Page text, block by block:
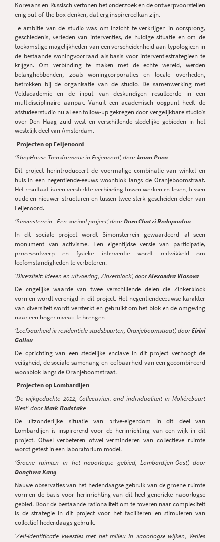
Koreaans en Russisch vertonen het onderzoek en de ontwerpvoorstellen
enig out-of-the-box denken, dat erg inspirered kan zijn.
e ambitie van de studio was om inzicht te verkrijgen in oorsprong,
geschiedenis, verleden van interventies, de huidige situatie en om de
toekomstige mogelijkheden van een verscheidenheid aan typologieen in
de bestaande woningvoorraad als basis voor interventiestrategieen te
krijgen. Om verbinding te maken met de echte wereld, werden
belanghebbenden, zoals woningcorporaties en locale overheden,
betrokken bij de organisatie van de studio. De samenwerking met
Veldacademie en de input van deskundigen resulteerde in een
multidisciplinaire aanpak. Vanuit een academisch oogpunt heeft de
afstudeerstudio nu al een follow-up gekregen door vergelijkbare studio’s
over Den Haag zuid west en verschillende stedelijke gebieden in het
westelijk deel van Amsterdam.
Projecten op Feijenoord
‘ShopHouse Transformatie in Feijenoord’, doorAman Poon
Dit project herintroduceert de voormalige combinatie van winkel en
huis in een negentiende-eeuws woonblok langs de Oranjeboomstraat.
Het resultaat is een versterkte verbinding tussen werken en leven, tussen
oude en nieuwer structuren en tussen twee sterk gescheiden delen van
Feijenoord.
‘Simonsterrein - Een sociaal project’, doorDora Chatzi Rodopoulou
In dit sociale project wordt Simonsterrein gewaardeerd al seen
monument van activisme. Een eigentijdse versie van participatie,
procesontwerp en fysieke interventie wordt ontwikkeld om
leefomstandigheden te verbeteren.
‘Diversiteit: ideeen en uitvoering, Zinkerblock’, doorAlexandra Vlasova
De ongelijke waarde van twee verschillende delen die Zinkerblock
vormen wordt verenigd in dit project. Het negentiendeeeuwse karakter
van diversiteit wordt versterkt en gebruikt om het blok en de omgeving
naar een hoger niveau te brengen.
‘Leefbaarheid in residentiele stadsbuurten, Oranjeboomstraat’, doorEirini
Gallou
De oprichting van een stedelijke enclave in dit project verhoogt de
veiligheid, de sociale samenang en leefbaarheid van een gecombineerd
woonblok langs de Oranjeboomstraat.
Projecten op Lombardijen
‘De wijkgedachte 2012, Collectiviteit and individualiteit in Molièrebuurt
West’, doorMark Radstake
De uitzonderlijke situatie van prive-eigendom in dit deel van
Lombardijen is inspirerend voor de herinrichting van een wijk in dit
project. Ofwel verbeteren ofwel verminderen van collectieve ruimte
wordt getest in een laboratorium model.
‘Groene ruimten in het naoorlogse gebied, Lombardijen-Oost’, door
Donghwa Kang
Nauwe observaties van het hedendaagse gebruik van de groene ruimte
vormen de basis voor herinrichting van dit heel generieke naoorlogse
gebied. Door de bestaande rationaliteit om te toveren naar complexiteit
is de strategie in dit project voor het faciliteren en stimuleren van
collectief hedendaags gebruik.
‘Zelf-identificatie kwesties met het milieu in naoorlogse wijken, Verlies